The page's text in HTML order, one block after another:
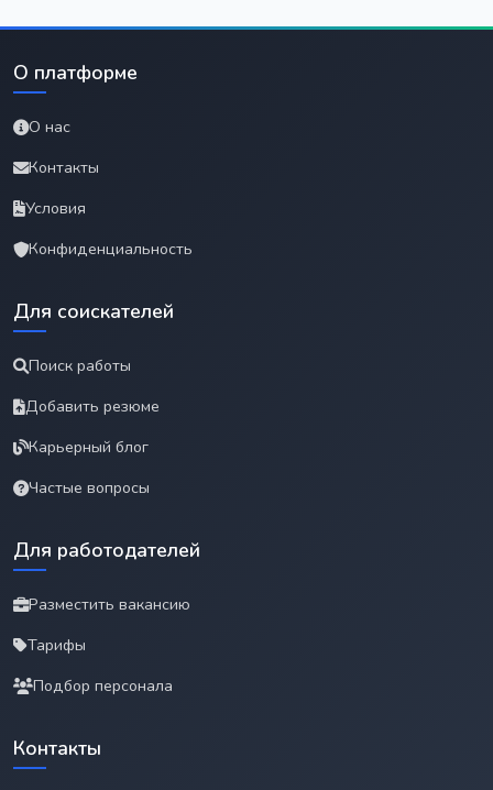
О платформе
О нас
Контакты
Условия
Конфиденциальность
Для соискателей
Поиск работы
Добавить резюме
Карьерный блог
Частые вопросы
Для работодателей
Разместить вакансию
Тарифы
Подбор персонала
Контакты